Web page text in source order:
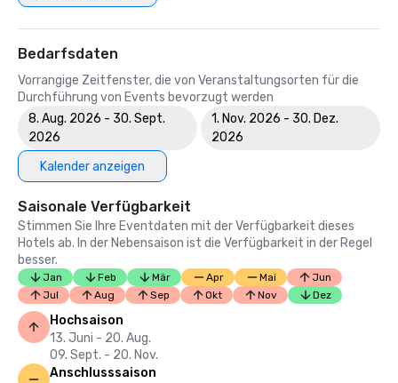
Bedarfsdaten
Vorrangige Zeitfenster, die von Veranstaltungsorten für die
Durchführung von Events bevorzugt werden
8. Aug. 2026 - 30. Sept.
2026
1. Nov. 2026 - 30. Dez.
2026
Kalender anzeigen
Saisonale Verfügbarkeit
Stimmen Sie Ihre Eventdaten mit der Verfügbarkeit dieses
Hotels ab. In der Nebensaison ist die Verfügbarkeit in der Regel
besser.
Jan Feb Mär Apr Mai
Jun
Jul
Aug Sep Okt Nov Dez
Hochsaison
13. Juni - 20. Aug.
09. Sept. - 20. Nov.
Anschlusssaison